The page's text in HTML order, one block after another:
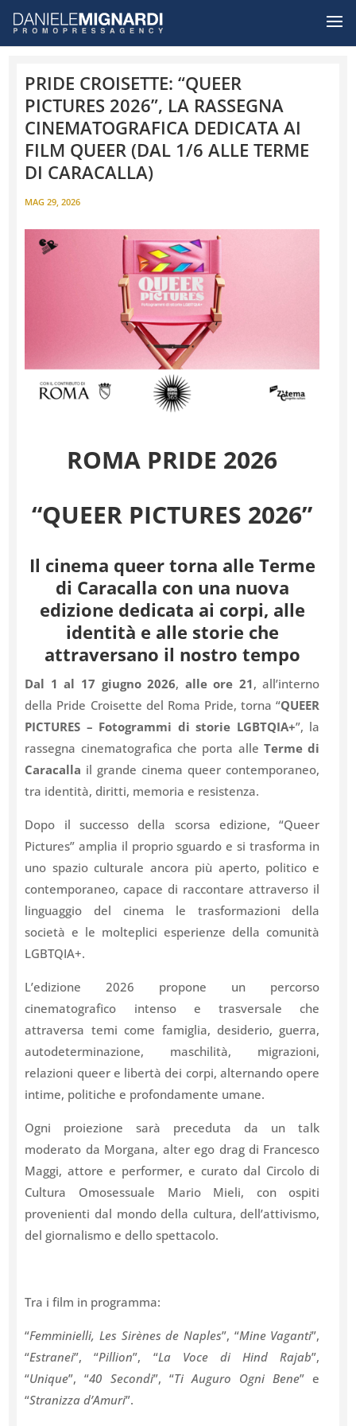
PRIDE CROISETTE: “QUEER
PICTURES 2026”, LA RASSEGNA
CINEMATOGRAFICA DEDICATA AI
FILM QUEER (DAL 1/6 ALLE TERME
DI CARACALLA)
MAG 29, 2026
ROMA PRIDE 2026
“QUEER PICTURES 2026”
Il cinema queer torna alle Terme
di Caracalla con una nuova
edizione dedicata ai corpi, alle
identità e alle storie che
attraversano il nostro tempo
Dal 1 al 17 giugno 2026, alle ore 21, all’interno
della Pride Croisette del Roma Pride, torna “QUEER
PICTURES – Fotogrammi di storie LGBTQIA+”, la
rassegna cinematografica che porta alleTerme di
Caracalla il grande cinema queer contemporaneo,
tra identità, diritti, memoria e resistenza.
Dopo il successo della scorsa edizione, “Queer
Pictures” amplia il proprio sguardo e si trasforma in
uno spazio culturale ancora più aperto, politico e
contemporaneo, capace di raccontare attraverso il
linguaggio del cinema le trasformazioni della
società e le molteplici esperienze della comunità
LGBTQIA+.
L’edizione 2026 propone un percorso
cinematografico intenso e trasversale che
attraversa temi come famiglia, desiderio, guerra,
autodeterminazione, maschilità, migrazioni,
relazioni queer e libertà dei corpi, alternando opere
intime, politiche e profondamente umane.
Ogni proiezione sarà preceduta da un talk
moderato da Morgana, alter ego drag di Francesco
Maggi, attore e performer, e curato dal Circolo di
Cultura Omosessuale Mario Mieli, con ospiti
provenienti dal mondo della cultura, dell’attivismo,
del giornalismo e dello spettacolo.
Tra i film in programma:
“Femminielli, Les Sirènes de Naples”, “Mine Vaganti”,
“Estranei”, “Pillion”, “La Voce di Hind Rajab”,
“Unique”, “40 Secondi”, “Ti Auguro Ogni Bene” e
“Stranizza d’Amuri”.